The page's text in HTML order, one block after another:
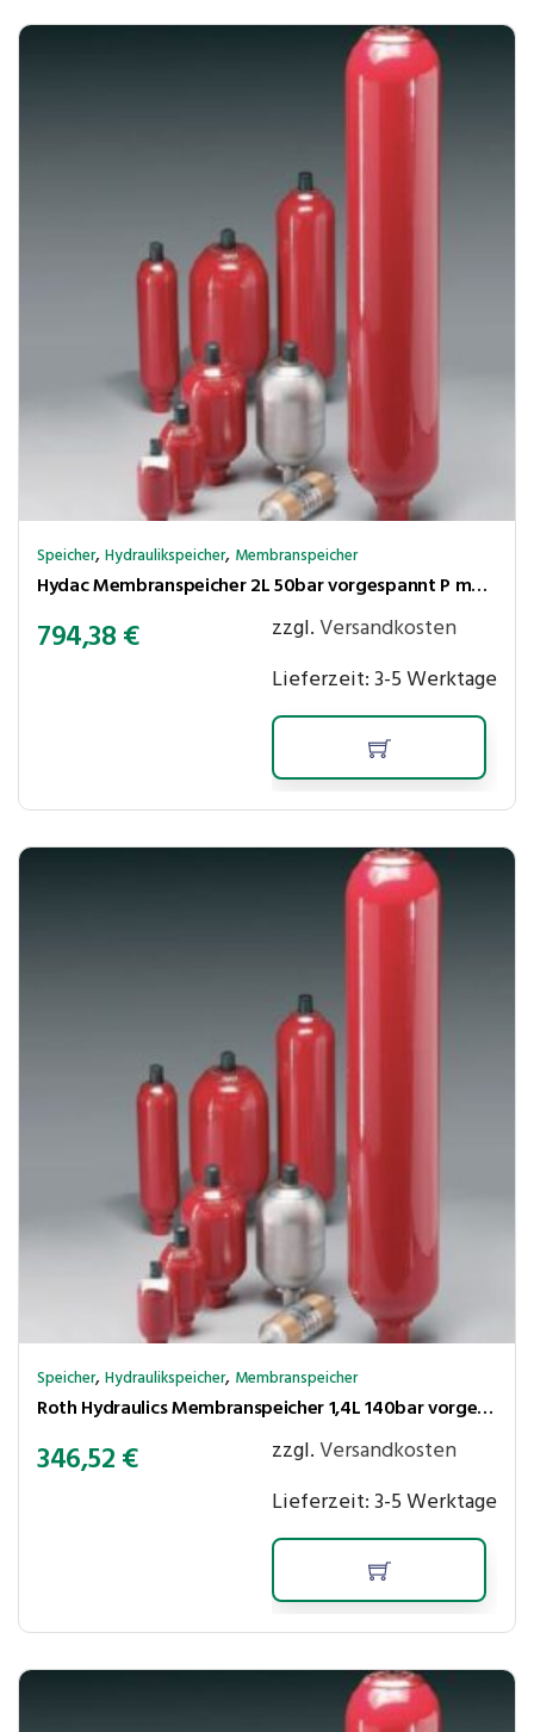
Speicher,Hydraulikspeicher, Membranspeicher
Hydac Membranspeicher 2L 50bar vorgespannt P max.210 bar,Ölanschl. G3/4″ innen
794,38€ zzgl.Versandkosten
Lieferzeit:3-5 Werktage
Speicher,Hydraulikspeicher, Membranspeicher
Roth Hydraulics Membranspeicher 1,4L 140bar vorgespannt P max.250 bar,Ölanschl. G1/2″ innen
346,52€ zzgl.Versandkosten
Lieferzeit:3-5 Werktage